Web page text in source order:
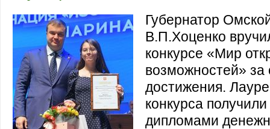
Губернатор
В.П.Хоценко
конкурсе «Мир
возможностей»
достижения.
конкурса
дипломами